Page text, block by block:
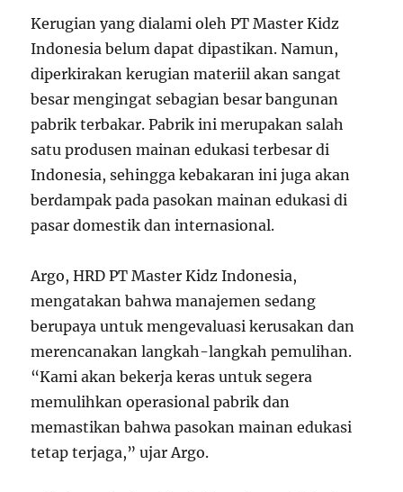
Kerugian yang dialami oleh PT Master Kidz
Indonesia belum dapat dipastikan. Namun,
diperkirakan kerugian materiil akan sangat
besar mengingat sebagian besar bangunan
pabrik terbakar. Pabrik ini merupakan salah
satu produsen mainan edukasi terbesar di
Indonesia, sehingga kebakaran ini juga akan
berdampak pada pasokan mainan edukasi di
pasar domestik dan internasional.
Argo, HRD PT Master Kidz Indonesia,
mengatakan bahwa manajemen sedang
berupaya untuk mengevaluasi kerusakan dan
merencanakan langkah-langkah pemulihan.
“Kami akan bekerja keras untuk segera
memulihkan operasional pabrik dan
memastikan bahwa pasokan mainan edukasi
tetap terjaga,” ujar Argo.